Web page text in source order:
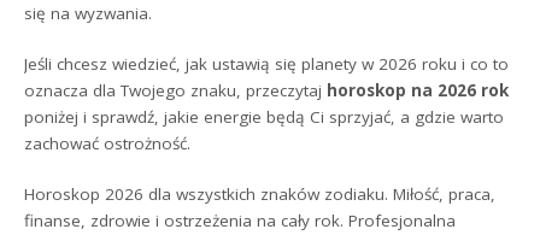
się na wyzwania.
Jeśli chcesz wiedzieć, jak ustawią się planety w 2026 roku i co to
oznacza dla Twojego znaku, przeczytaj horoskop na 2026 rok
poniżej i sprawdź, jakie energie będą Ci sprzyjać, a gdzie warto
zachować ostrożność.
Horoskop 2026 dla wszystkich znaków zodiaku. Miłość, praca,
finanse, zdrowie i ostrzeżenia na cały rok. Profesjonalna